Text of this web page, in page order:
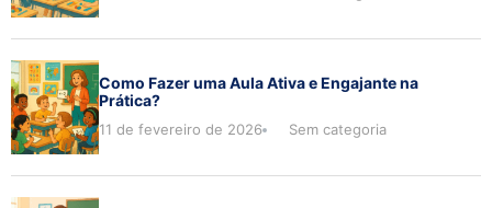
Como Fazer uma Aula Ativa e Engajante na
Prática?
11 de fevereiro de 2026 Sem categoria